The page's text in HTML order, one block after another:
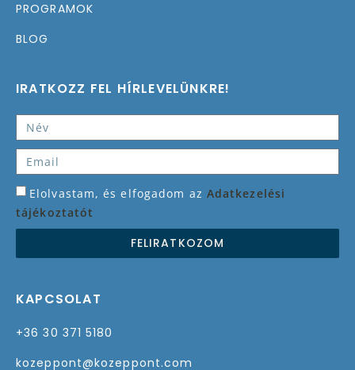
PROGRAMOK
BLOG
IRATKOZZ FEL HÍRLEVELÜNKRE!
Elolvastam, és elfogadom az Adatkezelési
tájékoztatót
FELIRATKOZOM
KAPCSOLAT
+36 30 371 5180
kozeppont@kozeppont.com